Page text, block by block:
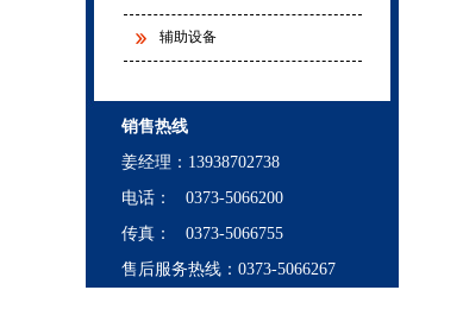
辅助设备
销售热线
姜经理 ： 13938702738
电话： 0373-5066200
传真： 0373-5066755
售后服务热线：0373-5066267